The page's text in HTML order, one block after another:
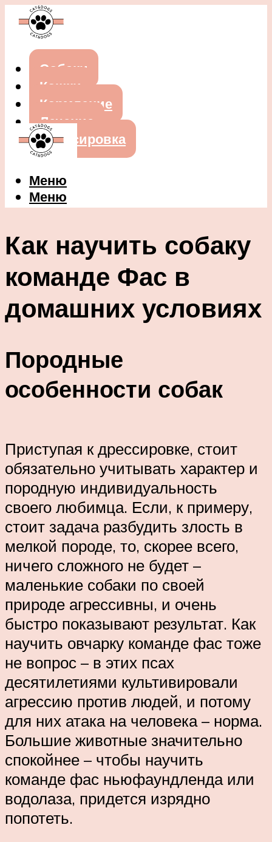
Собаки
Кошки
Кормление
Лечение
Дрессировка
Меню
Меню
Как научить собаку
команде Фас в
домашних условиях
Породные
особенности собак
Приступая к дрессировке, стоит
обязательно учитывать характер и
породную индивидуальность
своего любимца. Если, к примеру,
стоит задача разбудить злость в
мелкой породе, то, скорее всего,
ничего сложного не будет –
маленькие собаки по своей
природе агрессивны, и очень
быстро показывают результат. Как
научить овчарку команде фас тоже
не вопрос – в этих псах
десятилетиями культивировали
агрессию против людей, и потому
для них атака на человека – норма.
Большие животные значительно
спокойнее – чтобы научить
команде фас ньюфаундленда или
водолаза, придется изрядно
попотеть.